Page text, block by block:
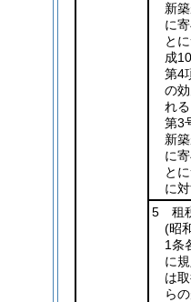
新
に
と
成
第4
の
れ
第3
新
に
と
に
5 租
(昭
1条
に
は
ら